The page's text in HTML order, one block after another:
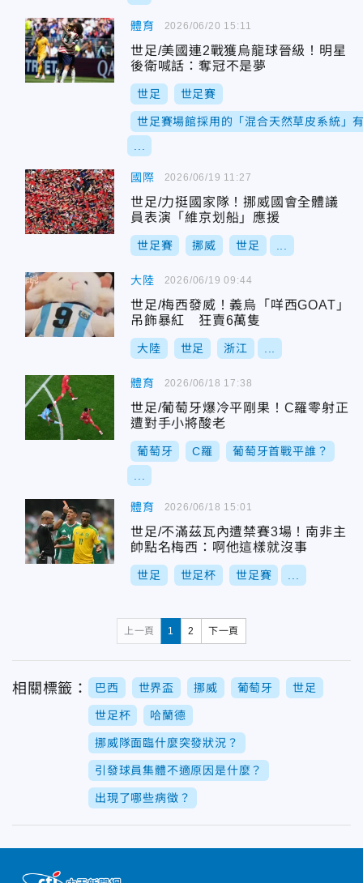
體育
世足/美國連2戰獲烏龍球晉級！明星
後衛喊話：奪冠不是夢
世足 世足賽
世足賽場館採用的「混合天然草皮系統」
2026/06/20 15:11
國際
世足/力挺國家隊！挪威國會全體議
員表演「維京划船」應援
世足賽 挪威 世足
2026/06/19 11:27
大陸
世足/梅西發威！義烏「咩西GOAT」
吊飾暴紅 狂賣6萬隻
大陸 世足 浙江
2026/06/19 09:44
體育
世足/葡萄牙爆冷平剛果！C羅零射正
遭對手小將酸老
葡萄牙 C羅 葡萄牙首戰平誰？
2026/06/18 17:38
體育
世足/不滿茲瓦內遭禁賽3場！南非主
帥點名梅西：啊他這樣就沒事
世足 世足杯 世足賽
2026/06/18 15:01
上一頁 1 2 下一頁
相關標籤： 巴西 世界盃 挪威 葡萄牙 世足
世足杯 哈蘭德
挪威隊面臨什麼突發狀況？
引發球員集體不適原因是什麼？
出現了哪些病徵？